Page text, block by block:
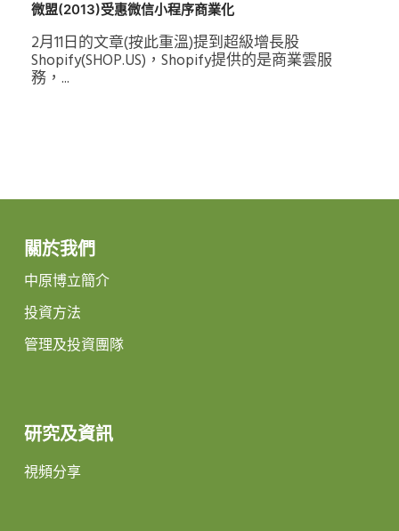
微盟(2013)受惠微信小程序商業化
2月11日的文章(按此重溫)提到超級增長股
Shopify(SHOP.US)，Shopify提供的是商業雲服
務，...
關於我們
中原博立簡介
投資方法
管理及投資團隊
研究及資訊
視頻分享